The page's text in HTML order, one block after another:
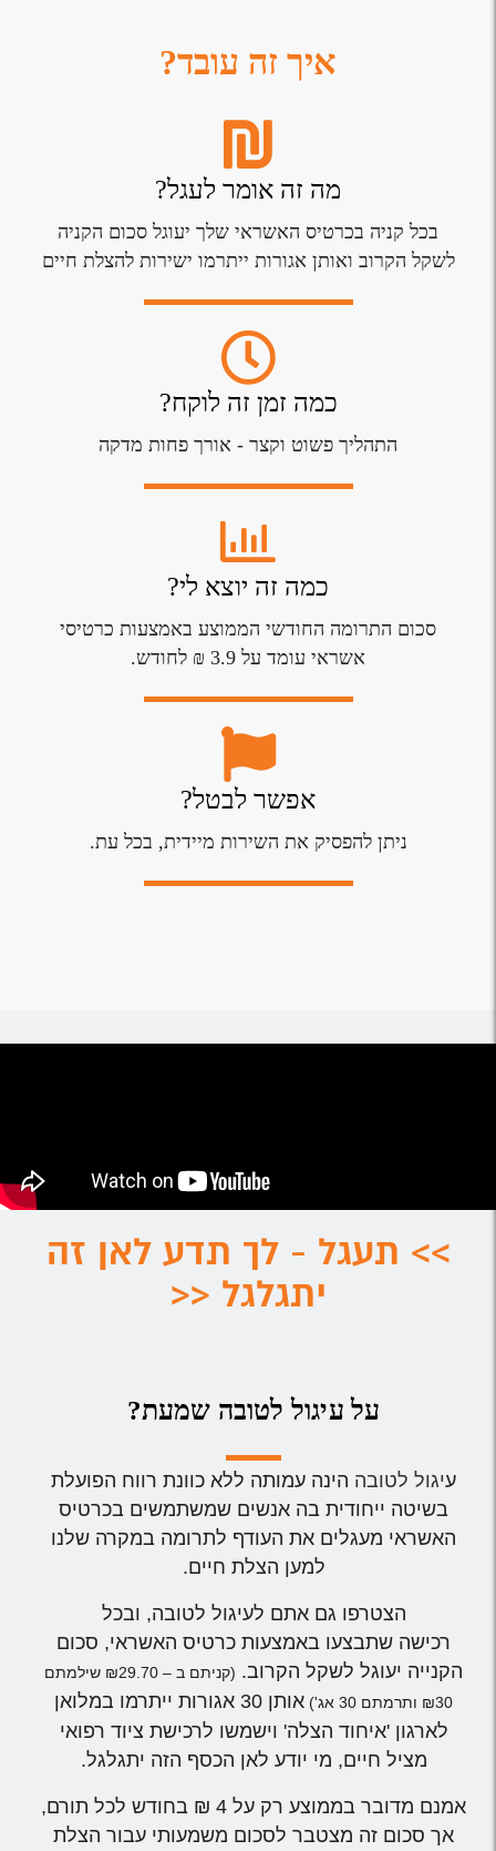
איך זה עובד?
מה זה אומר לעגל?
בכל קניה בכרטיס האשראי שלך יעוגל סכום הקניה
לשקל הקרוב ואותן אגורות ייתרמו ישירות להצלת חיים
כמה זמן זה לוקח?
התהליך פשוט וקצר - אורך פחות מדקה
כמה זה יוצא לי?
סכום התרומה החודשי הממוצע באמצעות כרטיסי
אשראי עומד על 3.9 ₪ לחודש.
אפשר לבטל?
ניתן להפסיק את השירות מיידית, בכל עת.
>> תעגל - לך תדע לאן זה
יתגלגל <<
על עיגול לטובה שמעת?
עיגול לטובה הינה עמותה ללא כוונת רווח הפועלת
בשיטה ייחודית בה אנשים שמשתמשים בכרטיס
האשראי מעגלים את העודף לתרומה במקרה שלנו
למען הצלת חיים.
הצטרפו גם אתם לעיגול לטובה, ובכל
רכישה שתבצעו באמצעות כרטיס האשראי, סכום
הקנייה יעוגל לשקל הקרוב.
(קניתם ב – ₪29.70 שילמתם
₪30 ותרמתם 30 אג')
אותן 30 אגורות ייתרמו במלואן
לארגון 'איחוד הצלה' וישמשו לרכישת ציוד רפואי
מציל חיים, מי יודע לאן הכסף הזה יתגלגל.
אמנם מדובר בממוצע רק על 4 ₪ בחודש לכל תורם,
אך סכום זה מצטבר לסכום משמעותי עבור הצלת